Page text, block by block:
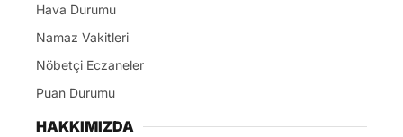
Hava Durumu
Namaz Vakitleri
Nöbetçi Eczaneler
Puan Durumu
HAKKIMIZDA